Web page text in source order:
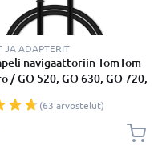
JA ADAPTERIT
navigaattoriin TomTom
/ GO 520, GO 630, GO 720,
- 1A, 1m latausjohto.
kaapeli
(63 arvostelut)